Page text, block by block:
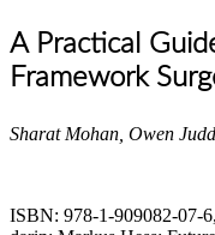
A Practical
Framework
Sharat Mohan, Owen
ISBN: 978-1-909082-07-